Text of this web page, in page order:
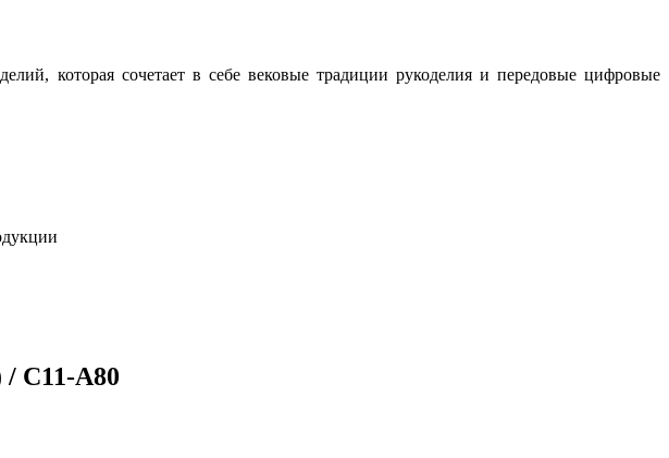
которая сочетает в себе вековые традиции рукоделия и передовые цифровые
C11-A80